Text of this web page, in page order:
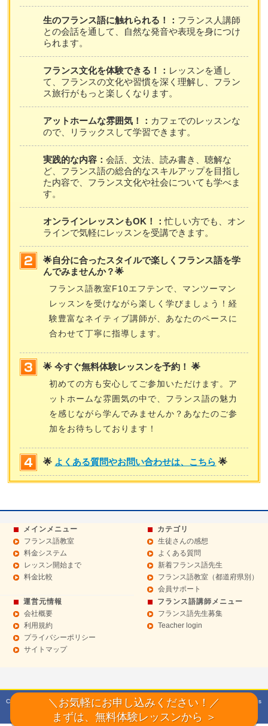
生のフランス語に触れられる！： フランス人講師
との会話を通して、自然な発音や表現を身につけ
られます。
フランス文化を体験できる！： レッスンを通し
て、フランスの文化や習慣を深く理解し、フラン
ス旅行がもっと楽しくなります。
アットホームな雰囲気！： カフェでのレッスンな
ので、リラックスして学習できます。
実践的な内容：会話、文法、読み書き、聴解な
ど、フランス語の総合的なスキルアップを目指し
た内容で、フランス文化や社会についても学べま
す。
オンラインレッスンもOK！：忙しい方でも、オン
ラインで気軽にレッスンを受講できます。
🌟自分に合ったスタイルで楽しくフランス語を学
んでみませんか？🌟
フランス語教室F10エフテンで、マンツーマン
レッスンを受けながら楽しく学びましょう！経
験豊富なネイティブ講師が、あなたのペースに
合わせて丁寧に指導します。
🌟 今すぐ無料体験レッスンを予約！ 🌟
初めての方も安心してご参加いただけます。ア
ットホームな雰囲気の中で、フランス語の魅力
を感じながら学んでみませんか？あなたのご参
加をお待ちしております！
🌟 よくある質問やお問い合わせは、こちら 🌟
メインメニュー
フランス語教室
料金システム
レッスン開始まで
料金比較
カテゴリ
生徒さんの感想
よくある質問
新着フランス語先生
フランス語教室（都道府県別）
会員サポート
運営元情報
会社概要
利用規約
プライバシーポリシー
サイトマップ
フランス語講師メニュー
フランス語先生募集
Teacher login
Copyright© 2015 フランス語教室【F10エフテン】マンツーマンレッスン All Rights
Reserved.
＼お気軽にお申し込みください！／
まずは、無料体験レッスンから ＞